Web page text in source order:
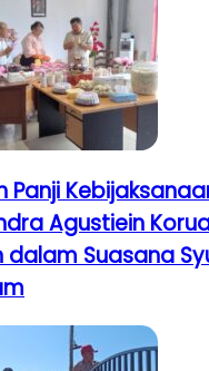
Panji
Agustiein
dalam Suasana